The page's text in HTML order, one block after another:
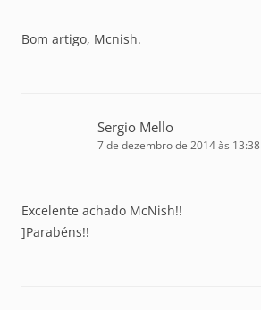
Bom artigo, Mcnish.
Sergio Mello
7 de dezembro de 2014 às 13:38
Excelente achado McNish!!
]Parabéns!!